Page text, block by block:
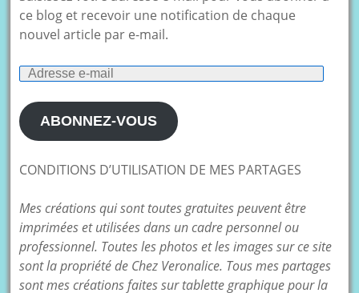
ce blog et recevoir une notification de chaque
nouvel article par e-mail.
Adresse
mail
ABONNEZ-VOUS
CONDITIONS D’UTILISATION DE MES PARTAGES
Mes créations qui sont toutes gratuites peuvent être
imprimées et utilisées dans un cadre personnel ou
professionnel. Toutes les photos et les images sur ce site
sont la propriété de Chez Veronalice. Tous mes partages
sont mes créations faites sur tablette graphique pour la